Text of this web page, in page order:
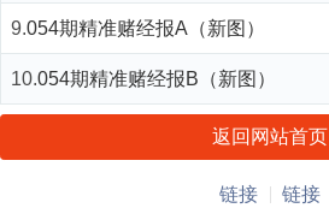
9.054期精准赌经报A（新图）
10.054期精准赌经报B（新图）
返回网站首页
链接 链接